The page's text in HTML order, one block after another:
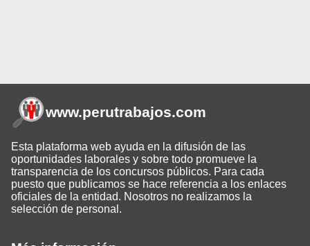
www.perutrabajos.com
Esta plataforma web ayuda en la difusión de las
oportunidades laborales y sobre todo promueve la
transparencia de los concursos públicos. Para cada
puesto que publicamos se hace referencia a los enlaces
oficiales de la entidad. Nosotros no realizamos la
selección de personal.